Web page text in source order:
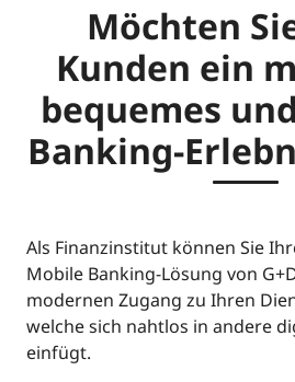
Möchten
Kunden ein
bequemes
Banking-
Als Finanzinstitut können Sie
Mobile Banking-Lösung von
modernen Zugang zu Ihren
welche sich nahtlos in andere
einfügt.